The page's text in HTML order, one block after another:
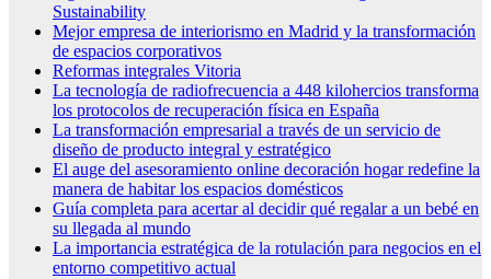
Sustainability
Mejor empresa de interiorismo en Madrid y la transformación
de espacios corporativos
Reformas integrales Vitoria
La tecnología de radiofrecuencia a 448 kilohercios transforma
los protocolos de recuperación física en España
La transformación empresarial a través de un servicio de
diseño de producto integral y estratégico
El auge del asesoramiento online decoración hogar redefine la
manera de habitar los espacios domésticos
Guía completa para acertar al decidir qué regalar a un bebé en
su llegada al mundo
La importancia estratégica de la rotulación para negocios en el
entorno competitivo actual